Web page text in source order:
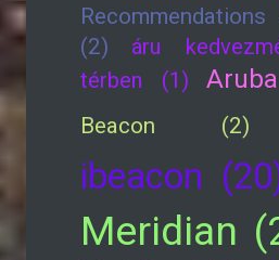
(2)
áru
térben (1)
Beacon (2)
ibeacon
Meridian